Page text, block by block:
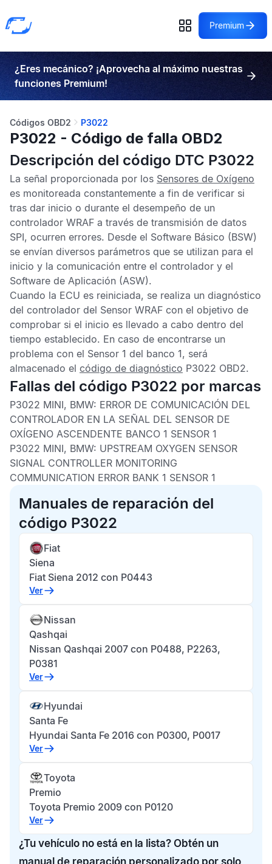
Premium
¿Eres mecánico? ¡Aprovecha al máximo nuestras
funciones Premium!
Códigos OBD2 P3022
P3022 - Código de falla OBD2
Descripción del código DTC P3022
La señal proporcionada por los Sensores de Oxígeno
es monitoreada constantemente a fin de verificar si
tras dar inicio o durante el desempeño de un
controlador WRAF a través de transmisión de datos
SPI, ocurren errores. Desde el Software Básico (BSW)
se envían diversos parámetros que se utilizan para el
inicio y la comunicación entre el controlador y el
Software de Aplicación (ASW).
Cuando la ECU es reiniciada, se realiza un diagnóstico
del controlador del Sensor WRAF con el objetivo de
comprobar si el inicio es llevado a cabo dentro del
tiempo establecido. En caso de encontrarse un
problema con el Sensor 1 del banco 1, será
almacenado el código de diagnóstico P3022 OBD2.
Fallas del código P3022 por marcas
P3022 MINI, BMW: ERROR DE COMUNICACIÓN DEL
CONTROLADOR EN LA SEÑAL DEL SENSOR DE
OXÍGENO ASCENDENTE BANCO 1 SENSOR 1
P3022 MINI, BMW: UPSTREAM OXYGEN SENSOR
SIGNAL CONTROLLER MONITORING
COMMUNICATION ERROR BANK 1 SENSOR 1
Manuales de reparación del
código P3022
Fiat
Siena
Fiat Siena 2012 con P0443
Ver
Nissan
Qashqai
Nissan Qashqai 2007 con P0488, P2263,
P0381
Ver
Hyundai
Santa Fe
Hyundai Santa Fe 2016 con P0300, P0017
Ver
Toyota
Premio
Toyota Premio 2009 con P0120
Ver
¿Tu vehículo no está en la lista? Obtén un
manual de reparación personalizado por solo